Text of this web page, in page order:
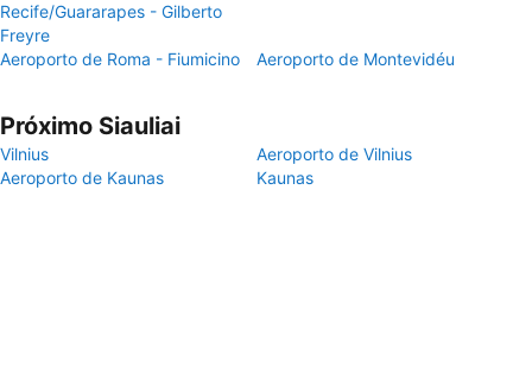
Recife/Guararapes - Gilberto
Freyre
Aeroporto de Roma - Fiumicino Aeroporto de Montevidéu
Próximo Siauliai
Vilnius
Aeroporto de Vilnius
Aeroporto de Kaunas
Kaunas